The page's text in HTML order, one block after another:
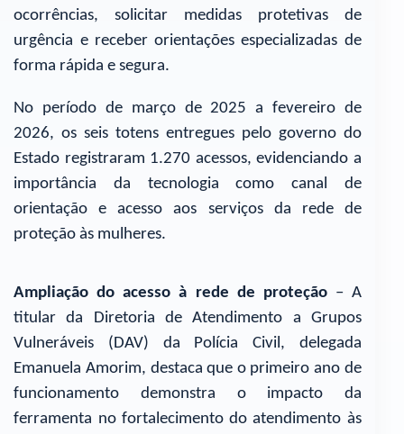
ocorrências, solicitar medidas protetivas de
urgência e receber orientações especializadas de
forma rápida e segura.
No período de março de 2025 a fevereiro de
2026, os seis totens entregues pelo governo do
Estado registraram 1.270 acessos, evidenciando a
importância da tecnologia como canal de
orientação e acesso aos serviços da rede de
proteção às mulheres.
Ampliação do acesso à rede de proteção– A
titular da Diretoria de Atendimento a Grupos
Vulneráveis (DAV) da Polícia Civil, delegada
Emanuela Amorim, destaca que o primeiro ano de
funcionamento demonstra o impacto da
ferramenta no fortalecimento do atendimento às